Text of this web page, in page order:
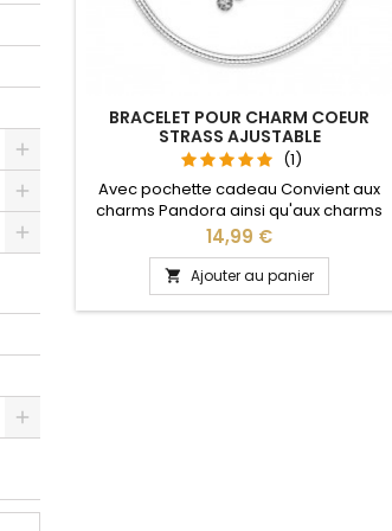
BRACELET POUR CHARM COEUR
STRASS AJUSTABLE
(1)
Avec pochette cadeau Convient aux
charms Pandora ainsi qu'aux charms
de notre site idéal pour : Noël, Saint
Valentin, anniversaire, anniversaire de
mariage La partie ajustable se détache
d'un coté pour passer les charms par
simple pression sur le bouton Ajustable
Prix
14,99 €
 Ajouter au panier